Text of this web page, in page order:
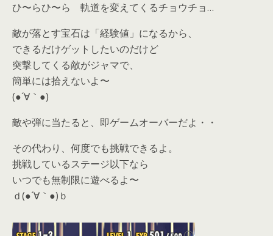
ひ〜らひ〜ら 軌道を変えてくるチョウチョ…
敵が落とす宝石は「経験値」になるから、
できるだけゲットしたいのだけど
突撃してくる敵がジャマで、
簡単には拾えないよ〜
(●´∀｀●)
敵や弾に当たると、即ゲームオーバーだよ・・
その代わり、何度でも挑戦できるよ。
挑戦しているステージ以下なら
いつでも無制限に遊べるよ〜
ｄ(●´∀｀●)ｂ